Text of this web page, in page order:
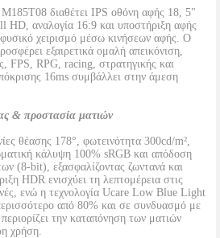
διαθέτει IPS οθόνη αφής 18, 5"
HD, αναλογία 16:9 και υποστήριξη αφής
χειρισμό μέσω κινήσεων αφής. Ο
εξαιρετικά ομαλή απεικόνιση,
FPS, RPG, racing, στρατηγικής και
16ms συμβάλλει στην άμεση
& προστασία ματιών
θέασης 178°, φωτεινότητα 300cd/m²,
κάλυψη 100% sRGB και απόδοση
(8-bit), εξασφαλίζοντας ζωντανά και
HDR ενισχύει τη λεπτομέρεια στις
ενώ η τεχνολογία Ucare Low Blue Light
από 80% και σε συνδυασμό με
την καταπόνηση των ματιών
χρήση.